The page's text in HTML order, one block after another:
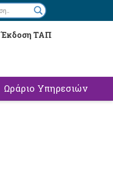
Έκδοση ΤΑΠ
Ωράριο Υπηρεσιών